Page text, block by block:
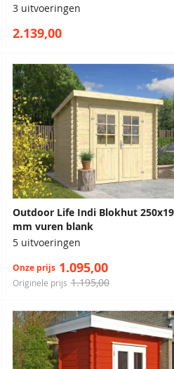
3 uitvoeringen
2.139,00
Outdoor Life Indi Blokhut
mm vuren blank
5 uitvoeringen
Originele prijs 1.195,00
Onze prijs 1.095,00